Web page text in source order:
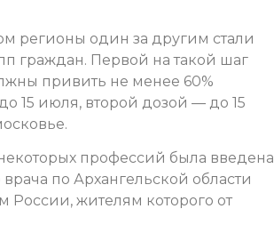
регионы один за другим стали
граждан. Первой на такой шаг
привить не менее 60%
15 июля, второй дозой — до 15
профессий была введена
по Архангельской области
России, жителям которого от